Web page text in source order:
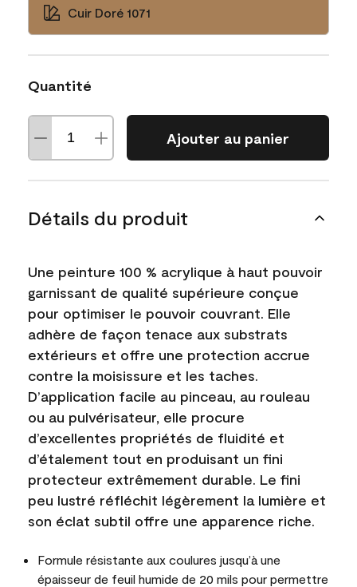
Cuir Doré 1071
Quantité
Ajouter au panier
Détails du produit
Une peinture 100 % acrylique à haut pouvoir
garnissant de qualité supérieure conçue
pour optimiser le pouvoir couvrant. Elle
adhère de façon tenace aux substrats
extérieurs et offre une protection accrue
contre la moisissure et les taches.
D’application facile au pinceau, au rouleau
ou au pulvérisateur, elle procure
d’excellentes propriétés de fluidité et
d’étalement tout en produisant un fini
protecteur extrêmement durable. Le fini
peu lustré réfléchit légèrement la lumière et
son éclat subtil offre une apparence riche.
Formule résistante aux coulures jusqu’à une
épaisseur de feuil humide de 20 mils pour permettre